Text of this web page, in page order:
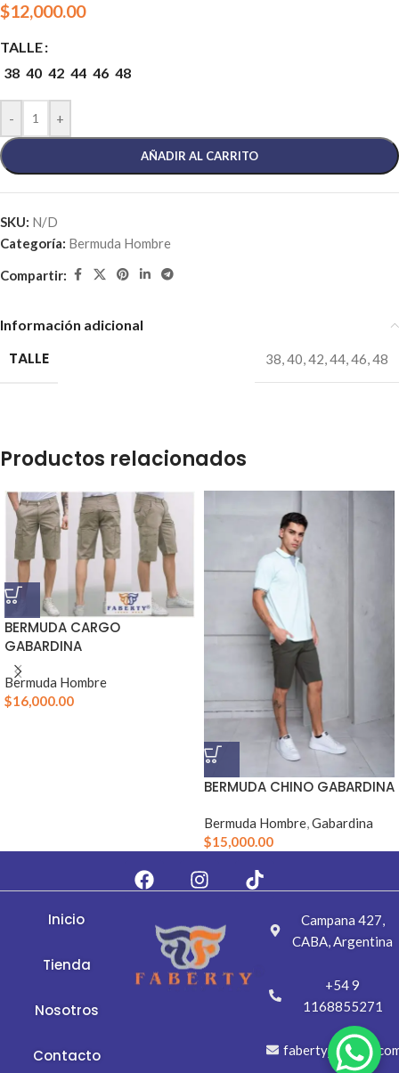
$12,000.00
TALLE
38 40 42 44 46 48
- +
AÑADIR AL CARRITO
SKU: N/D
Categoría: Bermuda Hombre
Compartir:
Información adicional
TALLE 38,40,42,44,46,48
Productos relacionados
BERMUDA CARGO
GABARDINA
Bermuda Hombre
$16,000.00
BERMUDA CHINO GABARDINA
Bermuda Hombre,Gabardina
$15,000.00
Inicio
Tienda
Nosotros
Contacto
Campana 427,
CABA, Argentina
+54 9
1168855271